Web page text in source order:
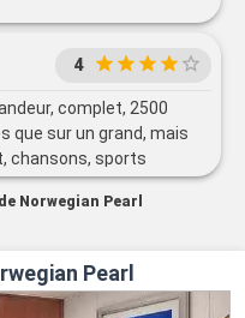
4
complet, 2500
que sur un grand, mais
chansons, sports
de specialités,
qqs vêtements et
pour tout le monde,
durant les 2
Norwegian Pearl
Pearl